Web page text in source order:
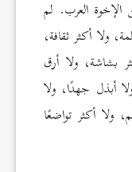
العرب. لم
ولا أكثر ثقافة،
بشاشة، ولا أرق
أبذل جهدًا، ولا
ولا أكثر تواضعًا